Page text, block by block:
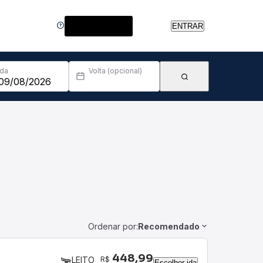
ENTRAR
Volta (opcional)
Ordenar por:Recomendado
LEITO R$ 448,99